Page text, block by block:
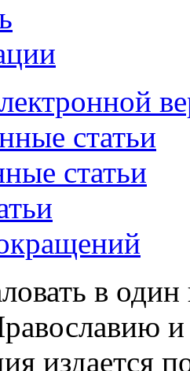
статьи
статьи
в
издается